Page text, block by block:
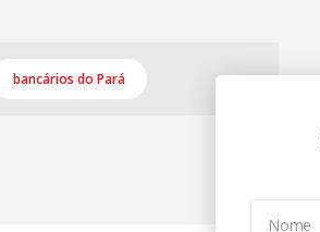
bancários do Pará
Nome